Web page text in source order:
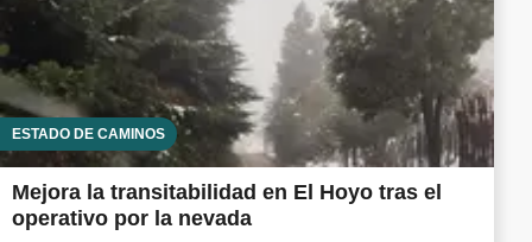
ESTADO DE CAMINOS
Mejora la transitabilidad en El Hoyo tras el
operativo por la nevada